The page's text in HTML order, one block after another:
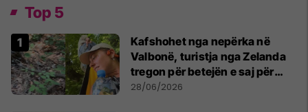
Top 5
Kafshohet nga nepërka në
Valbonë, turistja nga Zelanda
tregon për betejën e saj për
mbijetesë
28/06/2026